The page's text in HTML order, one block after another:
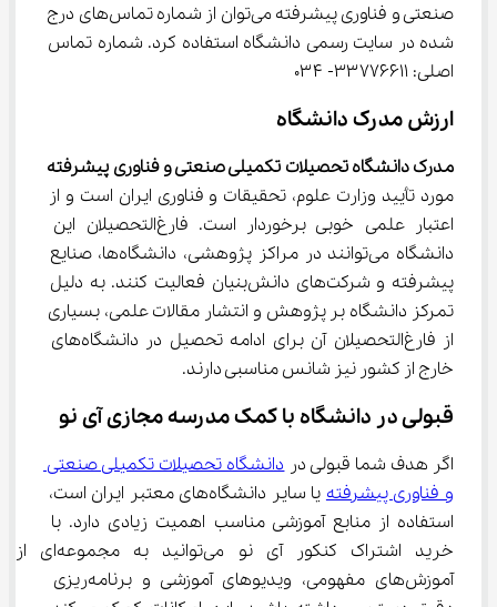
صنعتی و فناوری پیشرفته می‌توان از شماره تماس‌های درج
شده در سایت رسمی دانشگاه استفاده کرد. شماره تماس
اصلی: ۳۳۷۷۶۶۱۱- ۰۳۴
ارزش مدرک دانشگاه
مدرکدانشگاه تحصیلات تکمیلی صنعتی و فناوری پیشرفته
مورد تأیید وزارت علوم، تحقیقات و فناوری ایران است و از
اعتبار علمی خوبی برخوردار است. فارغ‌التحصیلان این
دانشگاه می‌توانند در مراکز پژوهشی، دانشگاه‌ها، صنایع
پیشرفته و شرکت‌های دانش‌بنیان فعالیت کنند. به دلیل
تمرکز دانشگاه بر پژوهش و انتشار مقالات علمی، بسیاری
از فارغ‌التحصیلان آن برای ادامه تحصیل در دانشگاه‌های
خارج از کشور نیز شانس مناسبی دارند.
قبولی در دانشگاه با کمک مدرسه مجازی آی نو
اگر هدف شما قبولی در دانشگاه تحصیلات تکمیلی صنعتی
و فناوری پیشرفته
یا سایر دانشگاه‌های معتبر ایران است،
استفاده از منابع آموزشی مناسب اهمیت زیادی دارد. با
خرید اشتراک کنکور آی نو می‌توانید به مجموعه‌ای از
آموزش‌های مفهومی، ویدیوهای آموزشی و برنامه‌ریزی